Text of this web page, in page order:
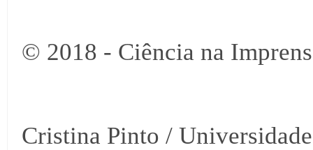
© 2018 - Ciência na
Cristina Pinto /